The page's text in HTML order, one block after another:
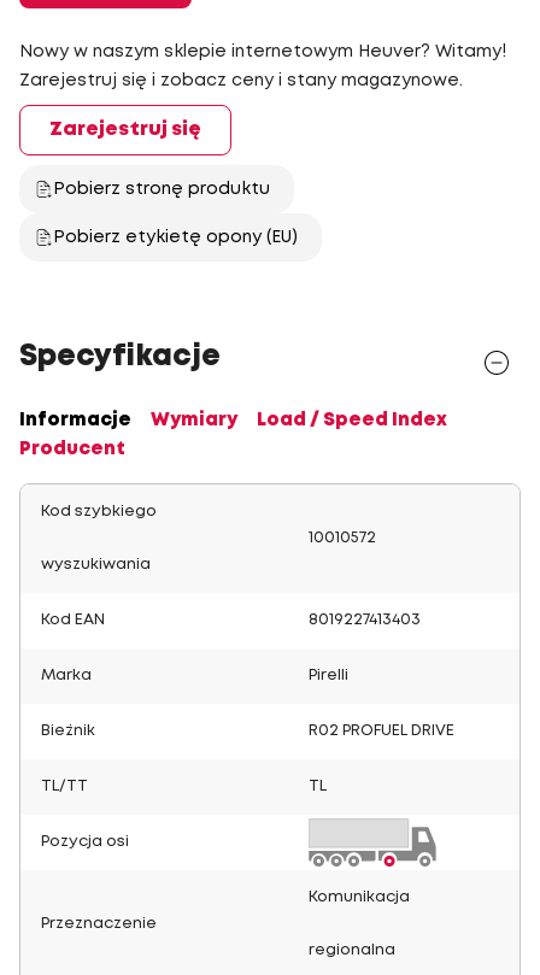
Nowy w naszym sklepie internetowym Heuver? Witamy!
Zarejestruj się i zobacz ceny i stany magazynowe.
Zarejestruj się
Pobierz stronę produktu
Pobierz etykietę opony (EU)
Specyfikacje
Informacje Wymiary
Load / Speed Index
Producent
Kod szybkiego
wyszukiwania
10010572
Kod EAN 8019227413403
Marka Pirelli
Bieżnik R02 PROFUEL DRIVE
TL/TT
Pozycja osi
Przeznaczenie
Komunikacja
regionalna